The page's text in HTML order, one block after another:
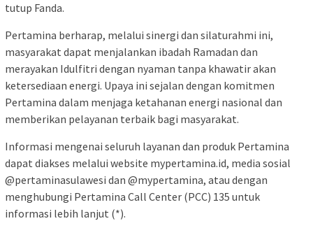
tutup Fanda.
Pertamina berharap, melalui sinergi dan silaturahmi ini,
masyarakat dapat menjalankan ibadah Ramadan dan
merayakan Idulfitri dengan nyaman tanpa khawatir akan
ketersediaan energi. Upaya ini sejalan dengan komitmen
Pertamina dalam menjaga ketahanan energi nasional dan
memberikan pelayanan terbaik bagi masyarakat.
Informasi mengenai seluruh layanan dan produk Pertamina
dapat diakses melalui website mypertamina.id, media sosial
@pertaminasulawesi dan @mypertamina, atau dengan
menghubungi Pertamina Call Center (PCC) 135 untuk
informasi lebih lanjut (*).